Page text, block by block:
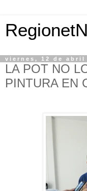
viernes, 12 de abril
LA POT NO
PINTURA EN